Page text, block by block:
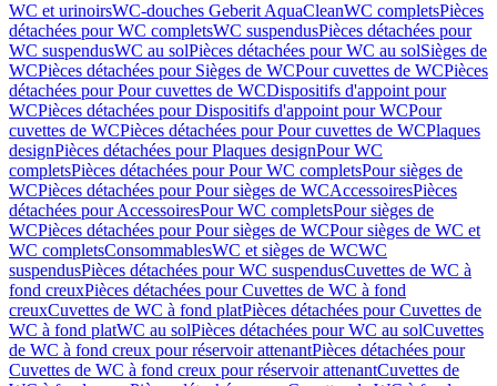
WC et urinoirsWC-douches Geberit AquaCleanWC completsPièces
détachées pour WC completsWC suspendusPièces détachées pour
WC suspendusWC au solPièces détachées pour WC au solSièges de
WCPièces détachées pour Sièges de WCPour cuvettes de WCPièces
détachées pour Pour cuvettes de WCDispositifs d'appoint pour
WCPièces détachées pour Dispositifs d'appoint pour WCPour
cuvettes de WCPièces détachées pour Pour cuvettes de WCPlaques
designPièces détachées pour Plaques designPour WC
completsPièces détachées pour Pour WC completsPour sièges de
WCPièces détachées pour Pour sièges de WCAccessoiresPièces
détachées pour AccessoiresPour WC completsPour sièges de
WCPièces détachées pour Pour sièges de WCPour sièges de WC et
WC completsConsommablesWC et sièges de WCWC
suspendusPièces détachées pour WC suspendusCuvettes de WC à
fond creuxPièces détachées pour Cuvettes de WC à fond
creuxCuvettes de WC à fond platPièces détachées pour Cuvettes de
WC à fond platWC au solPièces détachées pour WC au solCuvettes
de WC à fond creux pour réservoir attenantPièces détachées pour
Cuvettes de WC à fond creux pour réservoir attenantCuvettes de